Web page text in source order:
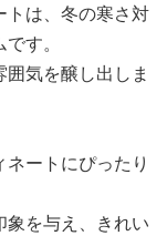
トは、冬の寒さ対
す。
気を醸し出しま
ートにぴったり
象を与え、きれい